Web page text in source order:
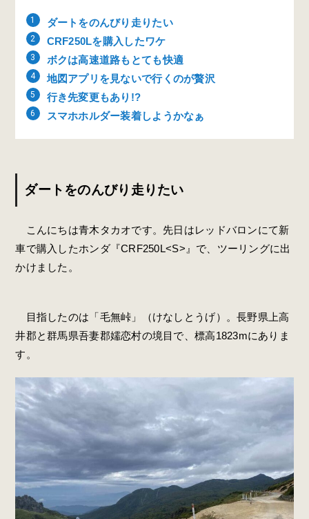
ダートをのんびり走りたい
CRF250Lを購入したワケ
ボクは高速道路もとても快適
地図アプリを見ないで行くのが贅沢
行き先変更もあり!?
スマホホルダー装着しようかなぁ
ダートをのんびり走りたい
こんにちは青木タカオです。先日はレッドバロンにて新
車で購入したホンダ『CRF250L<S>』で、ツーリングに出
かけました。
目指したのは「毛無峠」（けなしとうげ）。長野県上高
井郡と群馬県吾妻郡嬬恋村の境目で、標高1823mにありま
す。